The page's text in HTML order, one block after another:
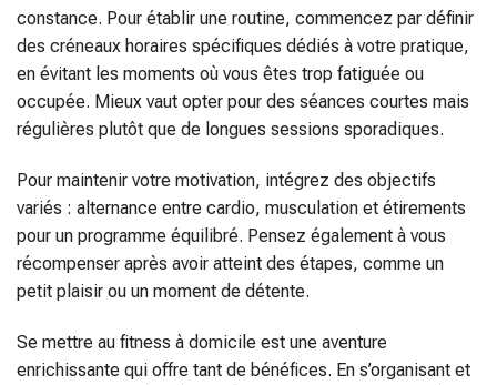
constance. Pour établir une routine, commencez par définir
des créneaux horaires spécifiques dédiés à votre pratique,
en évitant les moments où vous êtes trop fatiguée ou
occupée. Mieux vaut opter pour des séances courtes mais
régulières plutôt que de longues sessions sporadiques.
Pour maintenir votre motivation, intégrez des objectifs
variés : alternance entre cardio, musculation et étirements
pour un programme équilibré. Pensez également à vous
récompenser après avoir atteint des étapes, comme un
petit plaisir ou un moment de détente.
Se mettre au fitness à domicile est une aventure
enrichissante qui offre tant de bénéfices. En s’organisant et